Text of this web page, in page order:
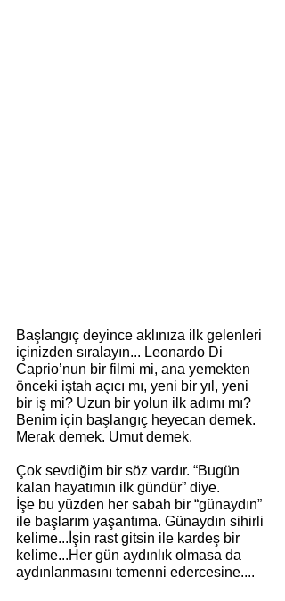
Başlangıç deyince aklınıza ilk gelenleri
içinizden sıralayın... Leonardo Di
Caprio’nun bir filmi mi, ana yemekten
önceki iştah açıcı mı, yeni bir yıl, yeni
bir iş mi? Uzun bir yolun ilk adımı mı?
Benim için başlangıç heyecan demek.
Merak demek. Umut demek.
Çok sevdiğim bir söz vardır. “Bugün
kalan hayatımın ilk gündür” diye.
İşe bu yüzden her sabah bir “günaydın”
ile başlarım yaşantıma. Günaydın sihirli
kelime...İşin rast gitsin ile kardeş bir
kelime...Her gün aydınlık olmasa da
aydınlanmasını temenni edercesine....